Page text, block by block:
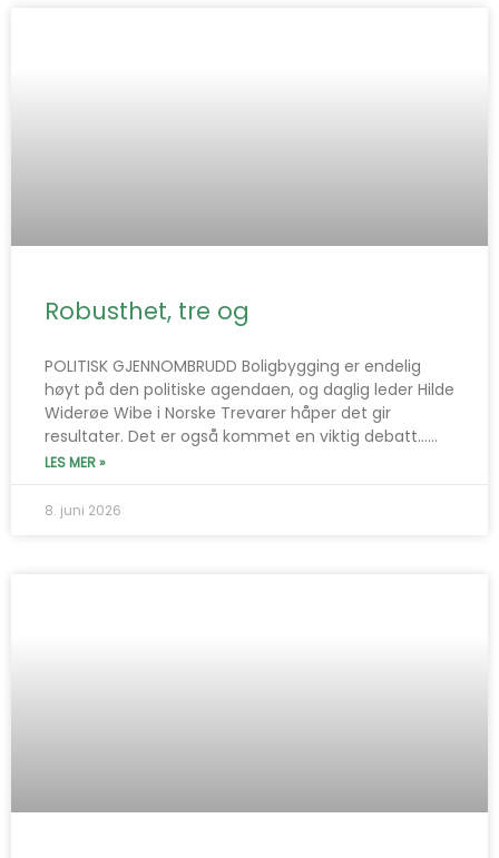
Robusthet, tre og
POLITISK GJENNOMBRUDD Boligbygging er endelig
høyt på den politiske agendaen, og daglig leder Hilde
Widerøe Wibe i Norske Trevarer håper det gir
resultater. Det er også kommet en viktig debatt…...
LES MER »
8. juni 2026